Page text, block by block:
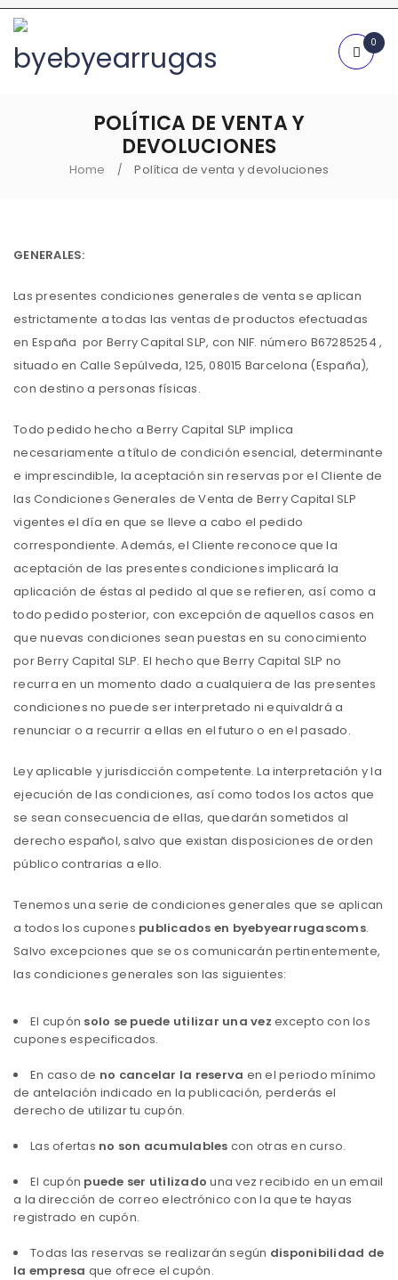
0
POLÍTICA DE VENTA Y
DEVOLUCIONES
Home / Política de venta y devoluciones
GENERALES:
Las presentes condiciones generales de venta se aplican
estrictamente a todas las ventas de productos efectuadas
en España por Berry Capital SLP, con NIF. número B67285254 ,
situado en Calle Sepúlveda, 125, 08015 Barcelona (España),
con destino a personas físicas.
Todo pedido hecho a Berry Capital SLP implica
necesariamente a título de condición esencial, determinante
e imprescindible, la aceptación sin reservas por el Cliente de
las Condiciones Generales de Venta de Berry Capital SLP
vigentes el día en que se lleve a cabo el pedido
correspondiente. Además, el Cliente reconoce que la
aceptación de las presentes condiciones implicará la
aplicación de éstas al pedido al que se refieren, así como a
todo pedido posterior, con excepción de aquellos casos en
que nuevas condiciones sean puestas en su conocimiento
por Berry Capital SLP. El hecho que Berry Capital SLP no
recurra en un momento dado a cualquiera de las presentes
condiciones no puede ser interpretado ni equivaldrá a
renunciar o a recurrir a ellas en el futuro o en el pasado.
Ley aplicable y jurisdicción competente. La interpretación y la
ejecución de las condiciones, así como todos los actos que
se sean consecuencia de ellas, quedarán sometidos al
derecho español, salvo que existan disposiciones de orden
público contrarias a ello.
Tenemos una serie de condiciones generales que se aplican
a todos los cupones publicados en byebyearrugascoms.
Salvo excepciones que se os comunicarán pertinentemente,
las condiciones generales son las siguientes:
El cupón solo se puede utilizar una vez excepto con los
cupones especificados.
En caso de no cancelar la reserva en el periodo mínimo
de antelación indicado en la publicación, perderás el
derecho de utilizar tu cupón.
Las ofertas no son acumulables con otras en curso.
El cupón puede ser utilizado una vez recibido en un email
a la dirección de correo electrónico con la que te hayas
registrado en cupón.
Todas las reservas se realizarán según disponibilidad de
la empresa que ofrece el cupón.